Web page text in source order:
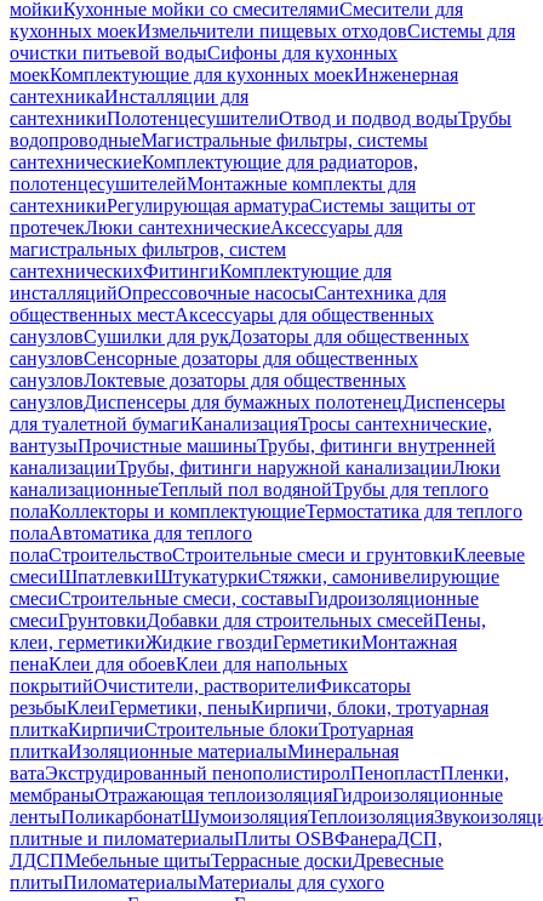
мойкиКухонные мойки со смесителямиСмесители для
кухонных моекИзмельчители пищевых отходовСистемы для
очистки питьевой водыСифоны для кухонных
моекКомплектующие для кухонных моекИнженерная
сантехникаИнсталляции для
сантехникиПолотенцесушителиОтвод и подвод водыТрубы
водопроводныеМагистральные фильтры, системы
сантехническиеКомплектующие для радиаторов,
полотенцесушителейМонтажные комплекты для
сантехникиРегулирующая арматураСистемы защиты от
протечекЛюки сантехническиеАксессуары для
магистральных фильтров, систем
сантехническихФитингиКомплектующие для
инсталляцийОпрессовочные насосыСантехника для
общественных местАксессуары для общественных
санузловСушилки для рукДозаторы для общественных
санузловСенсорные дозаторы для общественных
санузловЛоктевые дозаторы для общественных
санузловДиспенсеры для бумажных полотенецДиспенсеры
для туалетной бумагиКанализацияТросы сантехнические,
вантузыПрочистные машиныТрубы, фитинги внутренней
канализацииТрубы, фитинги наружной канализацииЛюки
канализационныеТеплый пол водянойТрубы для теплого
полаКоллекторы и комплектующиеТермостатика для теплого
полаАвтоматика для теплого
полаСтроительствоСтроительные смеси и грунтовкиКлеевые
смесиШпатлевкиШтукатуркиСтяжки, самонивелирующие
смесиСтроительные смеси, составыГидроизоляционные
смесиГрунтовкиДобавки для строительных смесейПены,
клеи, герметикиЖидкие гвоздиГерметикиМонтажная
пенаКлеи для обоевКлеи для напольных
покрытийОчистители, растворителиФиксаторы
резьбыКлеиГерметики, пеныКирпичи, блоки, тротуарная
плиткаКирпичиСтроительные блокиТротуарная
плиткаИзоляционные материалыМинеральная
ватаЭкструдированный пенополистиролПенопластПленки,
мембраныОтражающая теплоизоляцияГидроизоляционные
лентыПоликарбонатШумоизоляцияТеплоизоляция
плитные и пиломатериалыПлиты OSBФанераДСП,
ЛДСПМебельные щитыТеррасные доскиДревесные
плитыПиломатериалыМатериалы для сухого